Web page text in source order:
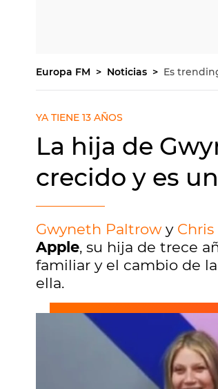
Europa FM Noticias Es
YA TIENE 13 AÑOS
La hija de
crecido y es
Gwyneth Paltrowy
Apple, su hija de trece
familiar y el cambio de
ella.